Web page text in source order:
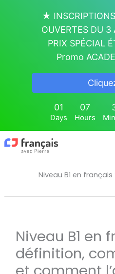
Niveau B1 en
Niveau B1 en
définition,
★
OUVERTES DU
PRIX SPÉCIAL
Promo
01
Days
07
Hours